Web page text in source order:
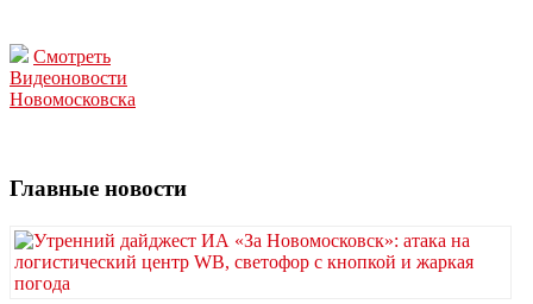
Смотреть
Видеоновости
Новомосковска
Главные новости